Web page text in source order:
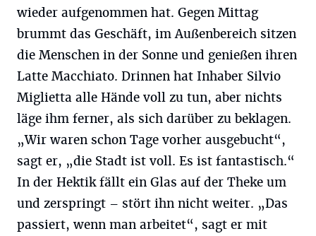
wieder aufgenommen hat. Gegen Mittag
brummt das Geschäft, im Außenbereich sitzen
die Menschen in der Sonne und genießen ihren
Latte Macchiato. Drinnen hat Inhaber Silvio
Miglietta alle Hände voll zu tun, aber nichts
läge ihm ferner, als sich darüber zu beklagen.
„Wir waren schon Tage vorher ausgebucht“,
sagt er, „die Stadt ist voll. Es ist fantastisch.“
In der Hektik fällt ein Glas auf der Theke um
und zerspringt – stört ihn nicht weiter. „Das
passiert, wenn man arbeitet“, sagt er mit